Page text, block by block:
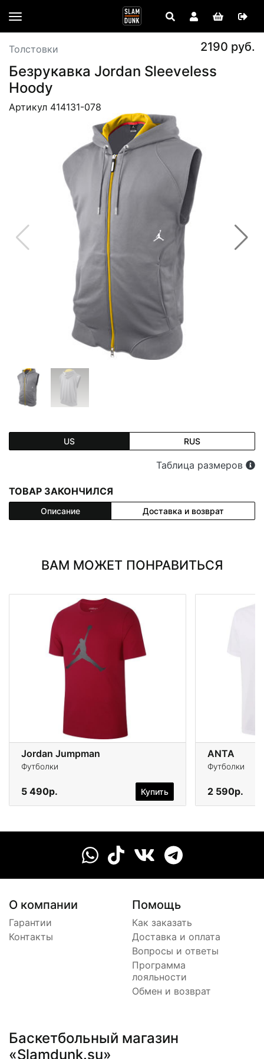
Толстовки 2190 руб.
Безрукавка Jordan Sleeveless
Hoody
Артикул 414131-078
US RUS
Таблица размеров
ТОВАР ЗАКОНЧИЛСЯ
Описание Доставка и возврат
ВАМ МОЖЕТ ПОНРАВИТЬСЯ
Jordan Jumpman
Футболки
5 490р. Купить
ANTA
Футболки
2 590р.
О компании
Гарантии
Контакты
Помощь
Как заказать
Доставка и оплата
Вопросы и ответы
Программа
лояльности
Обмен и возврат
Баскетбольный магазин
«Slamdunk.su»